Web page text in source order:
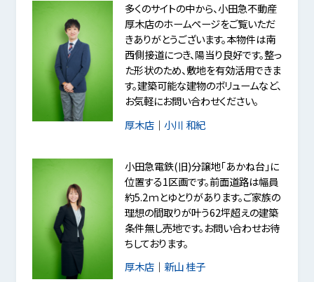
多くのサイトの中から、小田急不動産
厚木店のホームページをご覧いただ
きありがとうございます。本物件は南
西側接道につき、陽当り良好です。整っ
た形状のため、敷地を有効活用できま
す。建築可能な建物のボリュームなど、
お気軽にお問い合わせください。
厚木店｜ 小川 和紀
小田急電鉄(旧)分譲地「あかね台」に
位置する1区画です。前面道路は幅員
約5.2ｍとゆとりがあります。ご家族の
理想の間取りが叶う62坪超えの建築
条件無し売地です。お問い合わせお待
ちしております。
厚木店｜ 新山 桂子